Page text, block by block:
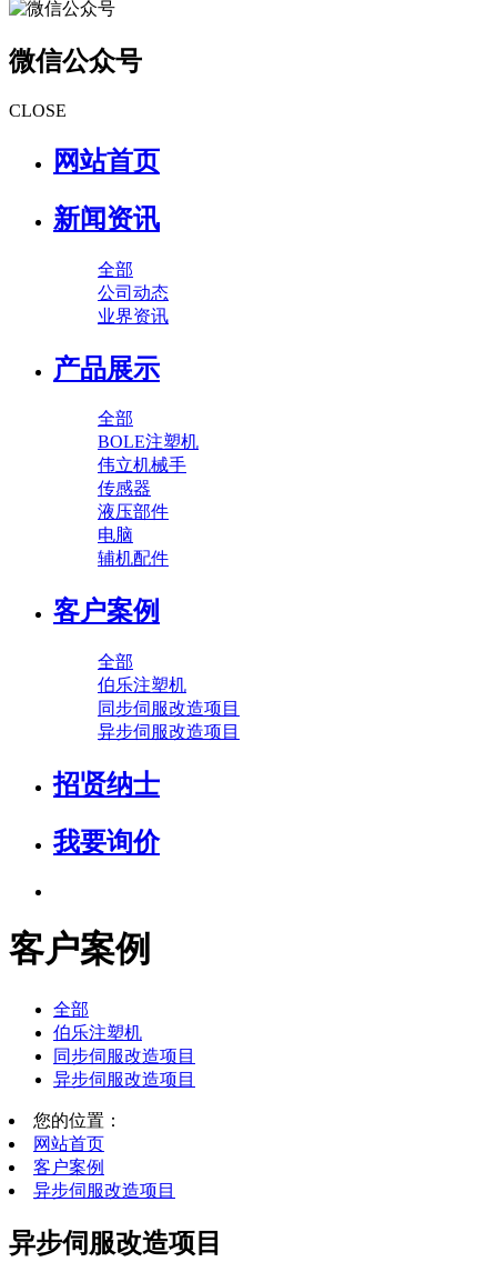
微信公众号
CLOSE
网站首页
新闻资讯
全部
公司动态
业界资讯
产品展示
全部
BOLE注塑机
伟立机械手
传感器
液压部件
电脑
辅机配件
客户案例
全部
伯乐注塑机
同步伺服改造项目
异步伺服改造项目
招贤纳士
我要询价
客户案例
全部
伯乐注塑机
同步伺服改造项目
异步伺服改造项目
您的位置：
网站首页
客户案例
异步伺服改造项目
异步伺服改造项目